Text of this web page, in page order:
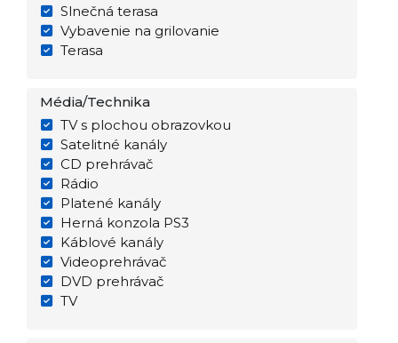
Slnečná terasa
Vybavenie na grilovanie
Terasa
Média/Technika
TV s plochou obrazovkou
Satelitné kanály
CD prehrávač
Rádio
Platené kanály
Herná konzola PS3
Káblové kanály
Videoprehrávač
DVD prehrávač
TV